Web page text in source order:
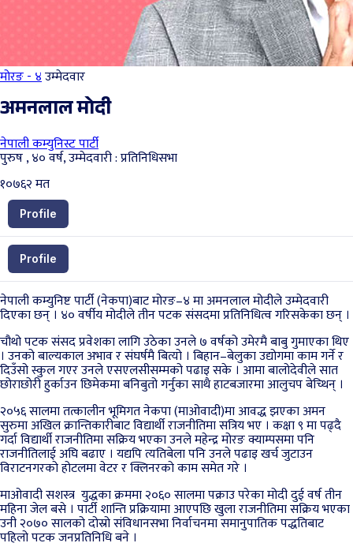
मोरङ - ४उम्मेदवार
अमनलाल मोदी
नेपाली कम्युनिस्ट पार्टी
पुरुष , ४० वर्ष, उम्मेदवारी : प्रतिनिधिसभा
१०७६२मत
Profile
Profile
नेपाली कम्युनिष्ट पार्टी (नेकपा)बाट मोरङ–४ मा अमनलाल मोदीले उम्मेदवारी
दिएका छन् । ४० वर्षीय मोदीले तीन पटक संसदमा प्रतिनिधित्व गरिसकेका छन् ।
चौथो पटक संसद प्रवेशका लागि उठेका उनले ७ वर्षको उमेरमै बाबु गुमाएका थिए
। उनको बाल्यकाल अभाव र संघर्षमै बित्यो । बिहान–बेलुका उद्योगमा काम गर्ने र
दिउँसो स्कुल गएर उनले एसएलसीसम्मको पढाइ सके । आमा बालोदेवीले सात
छोराछोरी हुर्काउन छिमेकमा बनिबुतो गर्नुका साथै हाटबजारमा आलुचप बेच्थिन् ।
२०५६ सालमा तत्कालीन भूमिगत नेकपा (माओवादी)मा आवद्ध झएका अमन
सुरुमा अखिल क्रान्तिकारीबाट विद्यार्थी राजनीतिमा सत्रिय भए । कक्षा ९ मा पढ्दै
गर्दा विद्यार्थी राजनीतिमा सक्रिय भएका उनले महेन्द्र मोरङ क्याम्पसमा पनि
राजनीतिलाई अघि बढाए । यद्यपि त्यतिबेला पनि उनले पढाइ खर्च जुटाउन
विराटनगरको होटलमा वेटर र क्लिनरको काम समेत गरे ।
माओवादी सशस्त्र युद्धका क्रममा २०६० सालमा पक्राउ परेका मोदी दुई वर्ष तीन
महिना जेल बसे । पार्टी शान्ति प्रक्रियामा आएपछि खुला राजनीतिमा सक्रिय भएका
उनी २०७० सालको दोस्रो संविधानसभा निर्वाचनमा समानुपातिक पद्धतिबाट
पहिलो पटक जनप्रतिनिधि बने ।